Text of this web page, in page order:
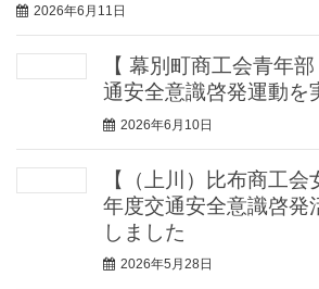
2026年6月11日
【 幕別町商工会青年
通安全意識啓発運動を
2026年6月10日
【（上川）比布商工会
年度交通安全意識啓発
しました
2026年5月28日